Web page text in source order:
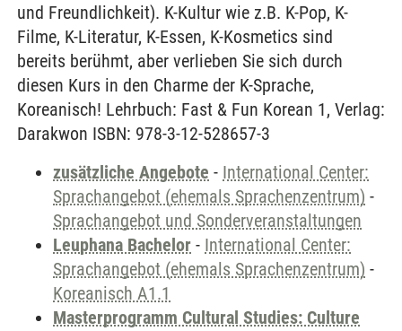
und Freundlichkeit). K-Kultur wie z.B. K-Pop, K-
Filme, K-Literatur, K-Essen, K-Kosmetics sind
bereits berühmt, aber verlieben Sie sich durch
diesen Kurs in den Charme der K-Sprache,
Koreanisch! Lehrbuch: Fast & Fun Korean 1, Verlag:
Darakwon ISBN: 978-3-12-528657-3
zusätzliche Angebote - International Center:
Sprachangebot (ehemals Sprachenzentrum) -
Sprachangebot und Sonderveranstaltungen
Leuphana Bachelor - International Center:
Sprachangebot (ehemals Sprachenzentrum) -
Koreanisch A1.1
Masterprogramm Cultural Studies: Culture